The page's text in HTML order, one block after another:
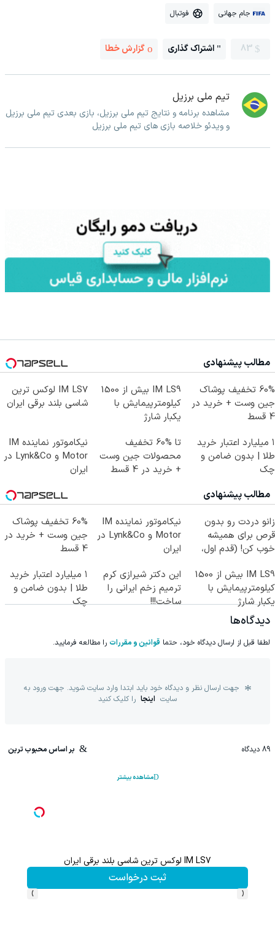
جام جهانی فوتبال
83 اشتراک گذاری گزارش خطا
تیم ملی برزیل
مشاهده برنامه و نتایج تیم ملی برزیل، بازی بعدی تیم ملی برزیل
و ویدئو خلاصه بازی های تیم ملی برزیل
مطالب پیشنهادی
60% تخفیف پوشاک
جین وست + خرید در
4 قسط
IM LS9 بیش از 1500
کیلومترپیمایش با
یکبار شارژ
IM LS7 لوکس ترین
شاسی بلند برقی ایران
۱ میلیارد اعتبار خرید
طلا | بدون ضامن و
چک
تا %60 تخفیف
محصولات جین وست
+ خرید در 4 قسط
نیکاموتور نماینده IM
Motor و Lynk&Co در
ایران
مطالب پیشنهادی
زانو دردت رو بدون
قرص برای همیشه
خوب کن! (قدم اول،
نیکاموتور نماینده IM
Motor و Lynk&Co در
ایران
60% تخفیف پوشاک
جین وست + خرید در
4 قسط
IM LS9 بیش از 1500
کیلومترپیمایش با
یکبار شارژ
این دکتر شیرازی کرم
ترمیم زخم ایرانی را
ساخت!!!
۱ میلیارد اعتبار خرید
طلا | بدون ضامن و
چک
دیدگاه‌ها
لطفا قبل از ارسال دیدگاه خود، حتما قوانین و مقررات را مطالعه فرمایید.
جهت ارسال نظر و دیدگاه خود باید ابتدا وارد سایت شوید. جهت ورود به
سایت اینجا را کلیک کنید
89 دیدگاه بر اساس محبوب ترین
مشاهده بیشتر
تا %60 تخفیف محصولات جین وست + خرید در 4 قسط
‹
›